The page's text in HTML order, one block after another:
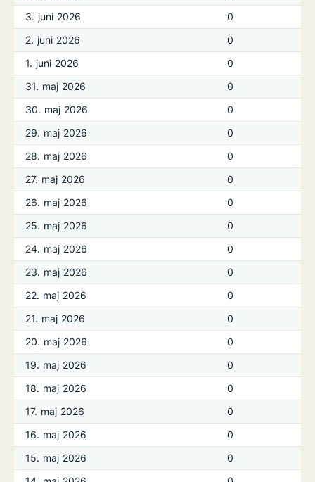
3. juni 2026
0
2. juni 2026
0
1. juni 2026
0
31. maj 2026
0
30. maj 2026
0
29. maj 2026
0
28. maj 2026
0
27. maj 2026
0
26. maj 2026
0
25. maj 2026
0
24. maj 2026
0
23. maj 2026
0
22. maj 2026
0
21. maj 2026
0
20. maj 2026
0
19. maj 2026
0
18. maj 2026
0
17. maj 2026
0
16. maj 2026
0
15. maj 2026
0